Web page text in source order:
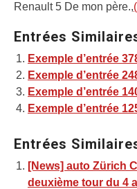
Renault 5 De mon père.,
Entrées
Exemple d’entrée
Exemple d’entrée
Exemple d’entrée
Exemple d’entrée
Entrées
[News] auto Zürich
deuxième tour du 4